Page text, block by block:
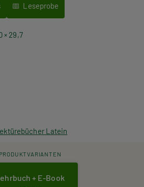
Leseprobe
× 29,7
Latein
PRODUKTVARIANTEN
+ E-Book